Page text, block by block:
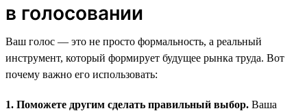
в голосовании
Ваш голос — это не просто формальность, а реальный
инструмент, который формирует будущее рынка труда. Вот
почему важно его использовать:
1. Поможете другим сделать правильный выбор. Ваша